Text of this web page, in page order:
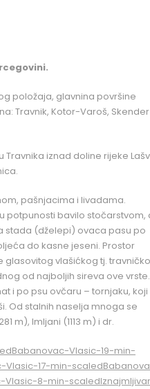
položaja, glavnina površine
Travnik, Kotor-Varoš, Skender
iznad doline rijeke
pašnjacima i livadama.
potpunosti bavilo stočarstvom,
stada (dželepi) ovaca pasu po
do kasne jeseni. Prostor
glasovitog vlašićkog tj.
od najboljih sireva ove
i po psu ovčaru – tornjaku, koji
Od stalnih naselja mnoga se
m), Imljani (1113 m) i dr.
Babanovac-Vlasic-19-min-
Vlasic-17-min-scaled
Vlasic-8-min-scaled